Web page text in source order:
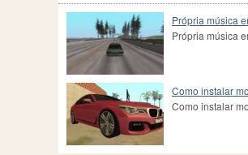
Própria música
Própria música
Como instalar
Como instalar